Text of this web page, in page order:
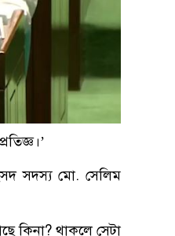
সদস্য মো. সেলিম
কিনা? থাকলে সেটা